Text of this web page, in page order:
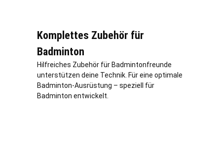
Komplettes Zubehör für
Badminton
Hilfreiches Zubehör für Badmintonfreunde
unterstützen deine Technik. Für eine optimale
Badminton-Ausrüstung – speziell für
Badminton entwickelt.